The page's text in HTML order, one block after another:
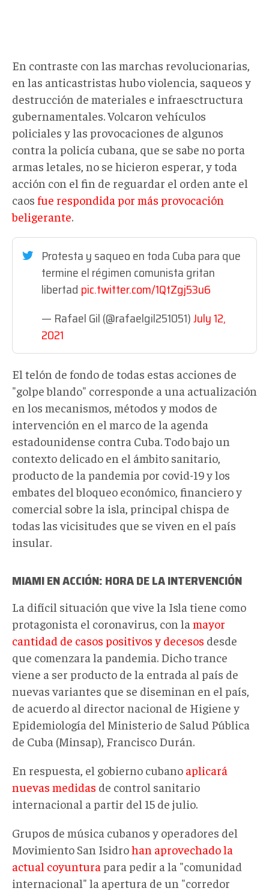
En contraste con las marchas revolucionarias,
en las anticastristas hubo violencia, saqueos y
destrucción de materiales e infraesctructura
gubernamentales. Volcaron vehículos
policiales y las provocaciones de algunos
contra la policía cubana, que se sabe no porta
armas letales, no se hicieron esperar, y toda
acción con el fin de reguardar el orden ante el
caos fue respondida por más provocación
beligerante.
Protesta y saqueo en toda Cuba para que
termine el régimen comunista gritan
libertad pic.twitter.com/1QtZgj53u6
— Rafael Gil (@rafaelgil251051)July 12,
2021
El telón de fondo de todas estas acciones de
"golpe blando" corresponde a una actualización
en los mecanismos, métodos y modos de
intervención en el marco de la agenda
estadounidense contra Cuba. Todo bajo un
contexto delicado en el ámbito sanitario,
producto de la pandemia por covid-19 y los
embates del bloqueo económico, financiero y
comercial sobre la isla, principal chispa de
todas las vicisitudes que se viven en el país
insular.
MIAMI EN ACCIÓN: HORA DE LA INTERVENCIÓN
La difícil situación que vive la Isla tiene como
protagonista el coronavirus, con la mayor
cantidad de casos positivos y decesos desde
que comenzara la pandemia. Dicho trance
viene a ser producto de la entrada al país de
nuevas variantes que se diseminan en el país,
de acuerdo al director nacional de Higiene y
Epidemiología del Ministerio de Salud Pública
de Cuba (Minsap), Francisco Durán.
En respuesta, el gobierno cubano aplicará
nuevas medidas de control sanitario
internacional a partir del 15 de julio.
Grupos de música cubanos y operadores del
Movimiento San Isidrohan aprovechado la
actual coyuntura para pedir a la "comunidad
internacional" la apertura de un "corredor